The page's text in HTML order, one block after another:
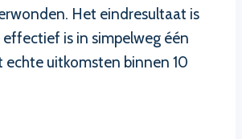
Het eindresultaat is
is in simpelweg één
echte uitkomsten binnen 10